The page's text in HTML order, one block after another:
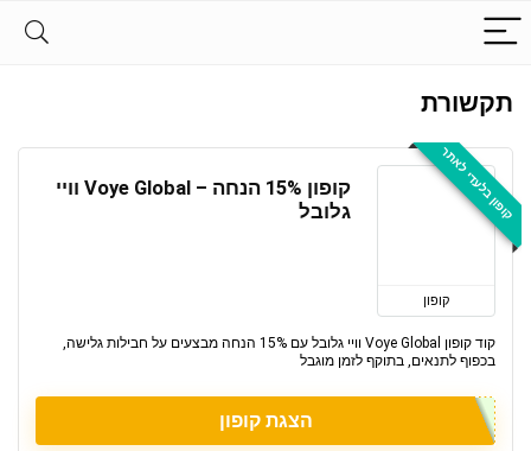
תקשורת
קופון בלעדי לאתר
קופון
קופון 15% הנחה – Voye Global וויי
גלובל
קוד קופון Voye Global וויי גלובל עם 15% הנחה מבצעים על חבילות גלישה,
בכפוף לתנאים, בתוקף לזמן מוגבל
הצגת קופון